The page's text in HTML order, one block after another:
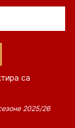
са
2025/26